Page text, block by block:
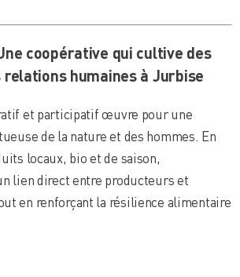
coopérative qui cultive des
humaines à Jurbise
et participatif œuvre pour une
de la nature et des hommes. En
locaux, bio et de saison,
lien direct entre producteurs et
en renforçant la résilience alimentaire